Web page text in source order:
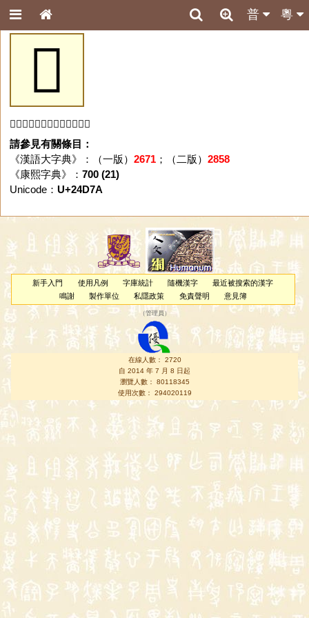
粵
普
𤵺
「𤵺」字未收錄於本資料庫。
請參見有關條目：
《漢語大字典》：（一版） 2671；（二版） 2858
《康熙字典》： 700 (21)
Unicode： U+24D7A
新手入門 使用凡例 字庫統計 隨機漢字
最近被搜索的漢字
鳴謝
製作單位 私隱政策 免責聲明 意見簿
（管理員 ）
在線人數： 2720
自 2014 年 7 月 8 日起
瀏覽人數： 80118345
使用次數： 294020119